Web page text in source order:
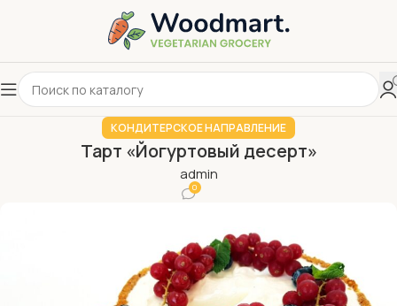
КОНДИТЕРСКОЕ НАПРАВЛЕНИЕ
Тарт «Йогуртовый десерт»
admin
0